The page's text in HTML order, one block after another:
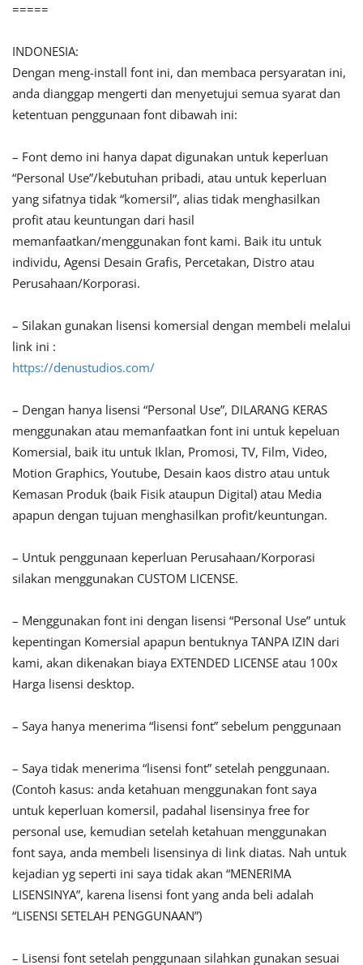
=====
INDONESIA:
Dengan meng-install font ini, dan membaca persyaratan ini,
anda dianggap mengerti dan menyetujui semua syarat dan
ketentuan penggunaan font dibawah ini:
– Font demo ini hanya dapat digunakan untuk keperluan
“Personal Use”/kebutuhan pribadi, atau untuk keperluan
yang sifatnya tidak “komersil”, alias tidak menghasilkan
profit atau keuntungan dari hasil
memanfaatkan/menggunakan font kami. Baik itu untuk
individu, Agensi Desain Grafis, Percetakan, Distro atau
Perusahaan/Korporasi.
– Silakan gunakan lisensi komersial dengan membeli melalui
link ini :
https://denustudios.com/
– Dengan hanya lisensi “Personal Use”, DILARANG KERAS
menggunakan atau memanfaatkan font ini untuk kepeluan
Komersial, baik itu untuk Iklan, Promosi, TV, Film, Video,
Motion Graphics, Youtube, Desain kaos distro atau untuk
Kemasan Produk (baik Fisik ataupun Digital) atau Media
apapun dengan tujuan menghasilkan profit/keuntungan.
– Untuk penggunaan keperluan Perusahaan/Korporasi
silakan menggunakan CUSTOM LICENSE.
– Menggunakan font ini dengan lisensi “Personal Use” untuk
kepentingan Komersial apapun bentuknya TANPA IZIN dari
kami, akan dikenakan biaya EXTENDED LICENSE atau 100x
Harga lisensi desktop.
– Saya hanya menerima “lisensi font” sebelum penggunaan
– Saya tidak menerima “lisensi font” setelah penggunaan.
(Contoh kasus: anda ketahuan menggunakan font saya
untuk keperluan komersil, padahal lisensinya free for
personal use, kemudian setelah ketahuan menggunakan
font saya, anda membeli lisensinya di link diatas. Nah untuk
kejadian yg seperti ini saya tidak akan “MENERIMA
LISENSINYA”, karena lisensi font yang anda beli adalah
“LISENSI SETELAH PENGGUNAAN”)
– Lisensi font setelah penggunaan silahkan gunakan sesuai